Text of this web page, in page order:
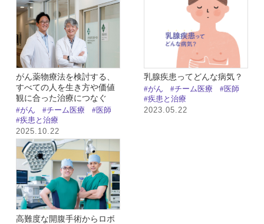
がん薬物療法を検討する、
すべての人を生き方や価値
観に合った治療につなぐ
#がん #チーム医療
#医師
#疾患と治療
2025.10.22
乳腺疾患ってどんな病気？
#がん #チーム医療
#医師
#疾患と治療
2023.05.22
高難度な開腹手術からロボ